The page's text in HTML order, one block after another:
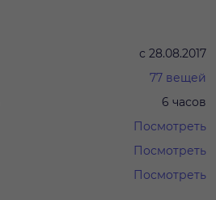
с 28.08.2017
77 вещей
6 часов
Посмотреть
Посмотреть
Посмотреть